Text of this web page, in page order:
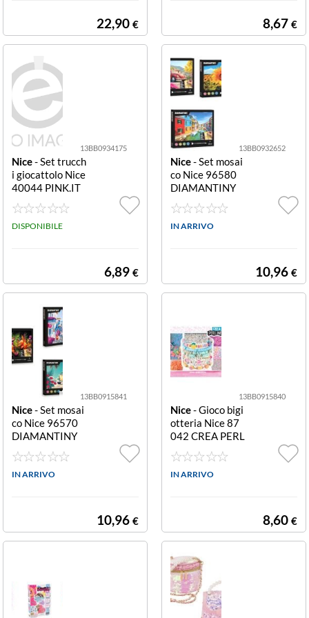
22,90 € 8,67 €
13BB0934175
Nice- Set trucch
i giocattolo Nice
40044 PINK.IT
Nail Pen Set Ass
ortito Nail Pen S
et
DISPONIBILE
6,89 €
13BB0932652
Nice- Set mosai
co Nice 96580
DIAMANTINY
Quadro 3D seri
e 4 Assortito Qu
adro 3D serie 4
IN ARRIVO
10,96 €
13BB0915841
Nice- Set mosai
co Nice 96570
DIAMANTINY
Quadro 3D seri
e 2 Assortito Qu
adro 3D serie 2
IN ARRIVO
10,96 €
13BB0915840
Nice- Gioco bigi
otteria Nice 87
042 CREA PERL
INE ABC Hishi P
op 500 Assortit
o ABC Hishi Pop
IN ARRIVO
8,60 €